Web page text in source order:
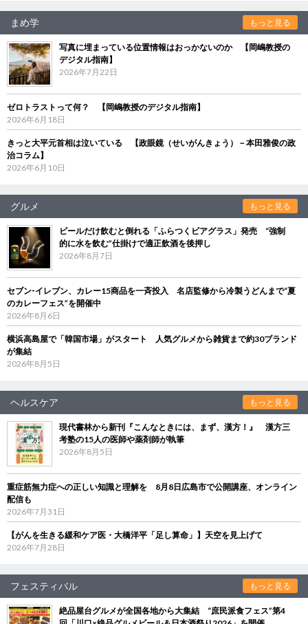
まめ学 もっと見る
写真に埋まっている位置情報はおっかないのか 【岡嶋教授の
デジタル指南】
2026年7月22日
ゼロトラストって何？ 【岡嶋教授のデジタル指南】
2026年6月18日
きっと大平元首相は泣いている 【政眼鏡（せいがんきょう）－本田雅俊の政
治コラム】
2026年6月10日
グルメ もっと見る
ビールだけ飲むと倒れる「ふらつくビアグラス」発売 “強制
的に水を飲む”仕掛けで適正飲酒を後押し
2026年8月7日
セブン‐イレブン、カレー15商品を一斉投入 名店監修から冷製うどんまで“夏
のカレーフェス”を開催中
2026年8月6日
横浜高島屋で「韓国市場」がスタート 人気グルメから雑貨まで約30ブランド
が集結
2026年8月5日
ヘルスケア もっと見る
現代書林から新刊『こんなときには、まず、漢方！』 漢方三
考塾の15人の医師や薬剤師が執筆
2026年8月5日
重症筋無力症への正しい知識と理解を 8月8日広島市で公開講座、オンライン
配信も
2026年7月31日
【がんを生きる緩和ケア医・大橋洋平「足し算命」】天空を見上げて
2026年7月28日
フェスティバル もっと見る
絶品屋台グルメが全国各地から大集結 “庶民派食フェス”第4